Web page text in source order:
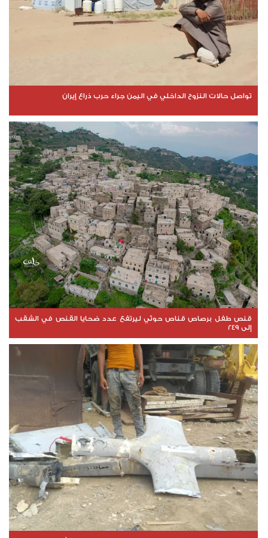
تواصل حالات النزوح الداخلي في اليمن جراء حرب ذراع إيران
قنص طفل برصاص قناص حوثي ليرتفع عدد ضحايا القنص في الشقب
إلى 249